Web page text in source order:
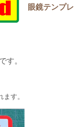
眼鏡テンプレ
す。
す。